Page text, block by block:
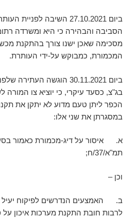
ביום 27.10.2021 השיבה
הסביבה והבהירה כי היא ומשרדה
מסכימה שאכן ישנו צורך בהתקנת
המכמורת, כמבוקש על-ידי העותרת.
ביום 30.11.2021 הוגשה
בג"צ, כסעד עיקרי, כי יוציא צו המורה
במסגרתן את שני אלו:
תמ"א/37/ח;
וכן –
ב. האמצעים הנדרשים לפיקוח יעיל
לרבות חובת התקנת מערכות איכון על